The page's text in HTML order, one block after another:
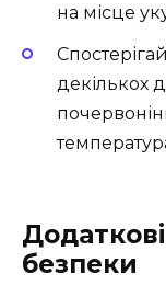
на місце
декількох
безпеки